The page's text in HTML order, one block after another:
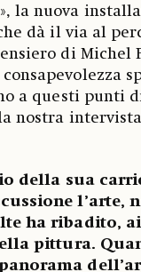
la nuova
dà il via al
di Michel
a questi punti
nostra intervista
della sua
l’arte,
ha ribadito,
pittura.